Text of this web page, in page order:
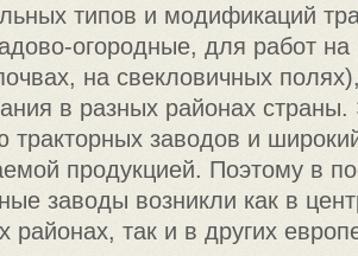
типов и модификаций
огородные, для работ на
на свекловичных
в разных районах
тракторных заводов и
продукцией. Поэтому в
заводы возникли как в
так и в других